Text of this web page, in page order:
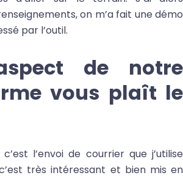
on m’a fait une démo
par l’outil.
de notre
vous plaît le
l’envoi de courrier que j’utilise
très intéressant et bien mis en